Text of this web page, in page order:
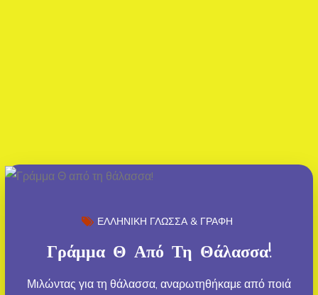
ΕΛΛΗΝΙΚΗ ΓΛΩΣΣΑ & ΓΡΑΦΗ
Γράμμα Θ Από Τη Θάλασσα!
Μιλώντας για τη θάλασσα, αναρωτηθήκαμε από ποιά